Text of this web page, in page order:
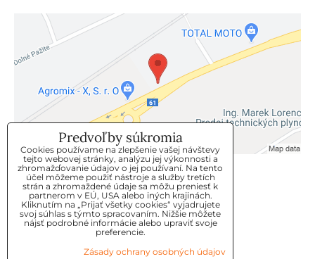
KLIENTSKÝ SERVIS
GDPR
KONTAKT
Predvoľby súkromia
Cookies používame na zlepšenie vašej návštevy
tejto webovej stránky, analýzu jej výkonnosti a
zhromažďovanie údajov o jej používaní. Na tento
účel môžeme použiť nástroje a služby tretích
strán a zhromaždené údaje sa môžu preniesť k
partnerom v EÚ, USA alebo iných krajinách.
Kliknutím na „Prijať všetky cookies“ vyjadrujete
svoj súhlas s týmto spracovaním. Nižšie môžete
nájsť podrobné informácie alebo upraviť svoje
preferencie.
Zásady ochrany osobných údajov